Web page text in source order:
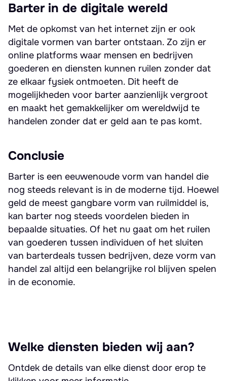
Barter in de digitale wereld
Met de opkomst van het internet zijn er ook
digitale vormen van barter ontstaan. Zo zijn er
online platforms waar mensen en bedrijven
goederen en diensten kunnen ruilen zonder dat
ze elkaar fysiek ontmoeten. Dit heeft de
mogelijkheden voor barter aanzienlijk vergroot
en maakt het gemakkelijker om wereldwijd te
handelen zonder dat er geld aan te pas komt.
Conclusie
Barter is een eeuwenoude vorm van handel die
nog steeds relevant is in de moderne tijd. Hoewel
geld de meest gangbare vorm van ruilmiddel is,
kan barter nog steeds voordelen bieden in
bepaalde situaties. Of het nu gaat om het ruilen
van goederen tussen individuen of het sluiten
van barterdeals tussen bedrijven, deze vorm van
handel zal altijd een belangrijke rol blijven spelen
in de economie.
Welke diensten bieden wij aan?
Ontdek de details van elke dienst door erop te